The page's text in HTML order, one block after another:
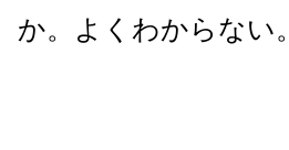
か。よくわからない。